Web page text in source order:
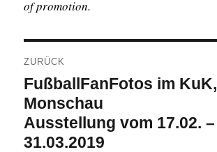
of promotion.
ZURÜCK
Vorheriger
Beitrag:
FußballFanFotos im KuK,
Monschau
Ausstellung vom 17.02. –
31.03.2019